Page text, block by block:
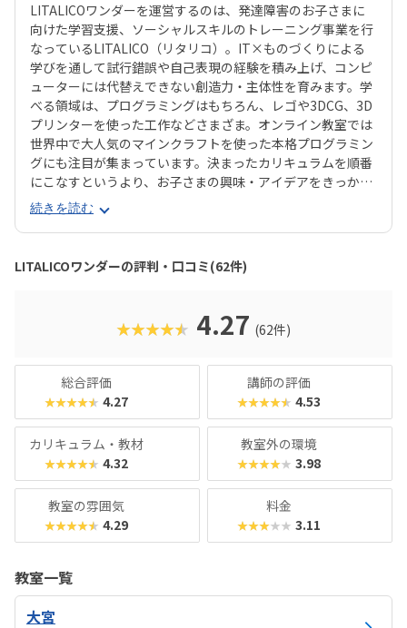
LITALICOワンダーを運営するのは、発達障害のお子さまに
向けた学習支援、ソーシャルスキルのトレーニング事業を行
なっているLITALICO（リタリコ）。IT×ものづくりによる
学びを通して試行錯誤や自己表現の経験を積み上げ、コンピ
ューターには代替えできない創造力・主体性を育みます。学
べる領域は、プログラミングはもちろん、レゴや3DCG、3D
プリンターを使った工作などさまざま。オンライン教室では
世界中で大人気のマインクラフトを使った本格プログラミン
グにも注目が集まっています。決まったカリキュラムを順番
にこなすというより、お子さまの興味・アイデアをきっかけ
に活動を選択できるオーダーメイド型の授業が特長です。サ
マースクールやワークショップなどのイベントも豊富で、ワ
ンダーメイクフェス（作品発表会）では子ども達が自ら作品
のプレゼンを行います。過去には小学生チームがWRO（世界
的なロボット制作の大会）で世界8位に入賞した実績もあ
ルと言えます。子どもの「憧れ」や「好き」の気持ちをとこ
とん伸ばしてくれるスクールを探したいご家庭におすすめで
続きを読む
LITALICOワンダーの評判・口コミ(62件)
★★★★★ 4.27 (62件)
総合評価
★★★★★ 4.27
講師の評価
★★★★★ 4.53
カリキュラム・教材
★★★★★ 4.32
教室外の環境
★★★★★ 3.98
教室の雰囲気
★★★★★ 4.29
料金
★★★★★ 3.11
教室一覧
大宮